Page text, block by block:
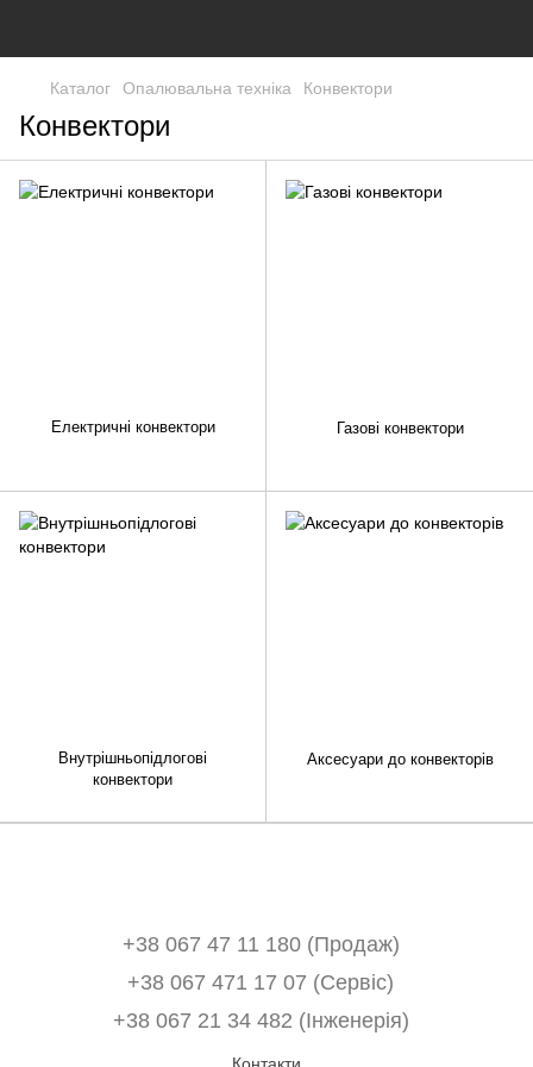
Каталог Опалювальна техніка Конвектори
Конвектори
Електричні конвектори Газові конвектори
Внутрішньопідлогові
конвектори
Аксесуари до конвекторів
+38 067 47 11 180 (Продаж)
+38 067 471 17 07 (Сервіс)
‎+38 067 21 34 482 (Інженерія)
Контакти